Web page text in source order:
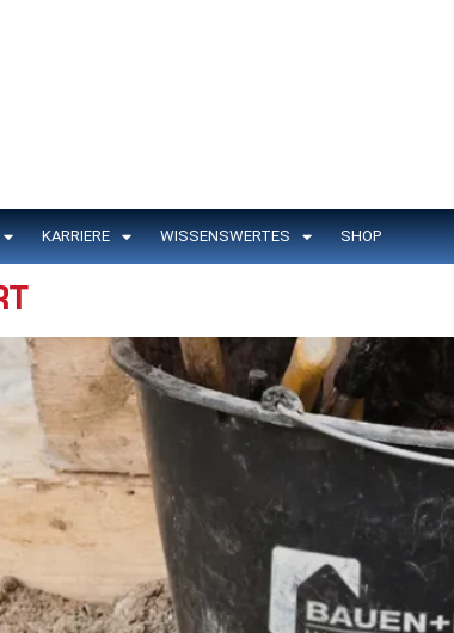
KARRIERE WISSENSWERTES SHOP